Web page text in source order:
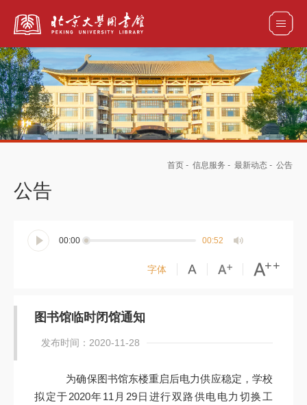
全部资源
首页 - 信息服务 - 最新动态 - 公告
公告
00:00 00:52
字体
图书馆临时闭馆通知
发布时间：2020-11-28
为确保图书馆东楼重启后电力供应稳定，学校
拟定于2020年11月29日进行双路供电电力切换工